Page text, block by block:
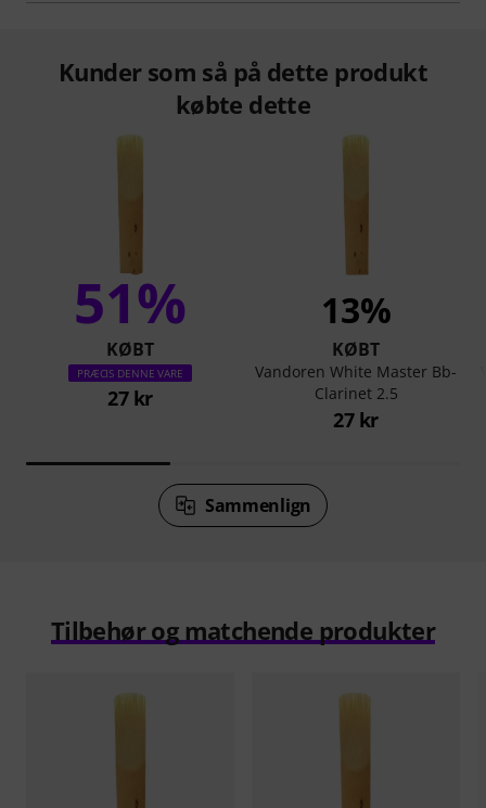
Kunder som så på dette produkt
købte dette
51%
KØBT
PRÆCIS DENNE VARE
27 kr
13%
KØBT
Vandoren White Master Bb-
Clarinet 2.5
27 kr
Sammenlign
Tilbehør og matchende produkter